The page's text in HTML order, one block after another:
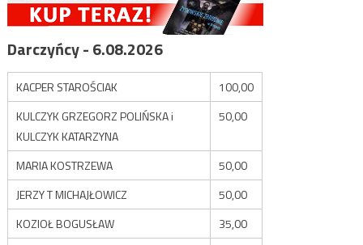
Darczyńcy - 6.08.2026
KACPER STAROŚCIAK
100,00
KULCZYK GRZEGORZ POLIŃSKA i
KULCZYK KATARZYNA
50,00
MARIA KOSTRZEWA
50,00
JERZY T MICHAJŁOWICZ
50,00
KOZIOŁ BOGUSŁAW
35,00